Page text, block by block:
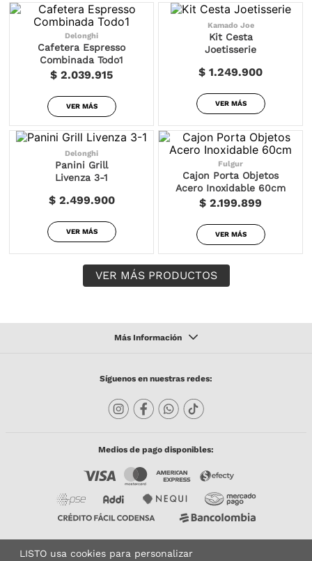
Delonghi
Cafetera Espresso
Combinada Todo1
$ 2.039.915
VER MÁS
Kamado Joe
Kit Cesta
Joetisserie
$ 1.249.900
VER MÁS
Delonghi
Panini Grill
Livenza 3-1
$ 2.499.900
VER MÁS
Fulgur
Cajon Porta Objetos
Acero Inoxidable 60cm
$ 2.199.899
VER MÁS
Síguenos en nuestras redes:
Medios de pago disponibles:
Copyright © 2023 TODACO S.A.S. Listo Mundo Cerámico. All Rights Reserved. Powered
LISTO usa cookies para personalizar